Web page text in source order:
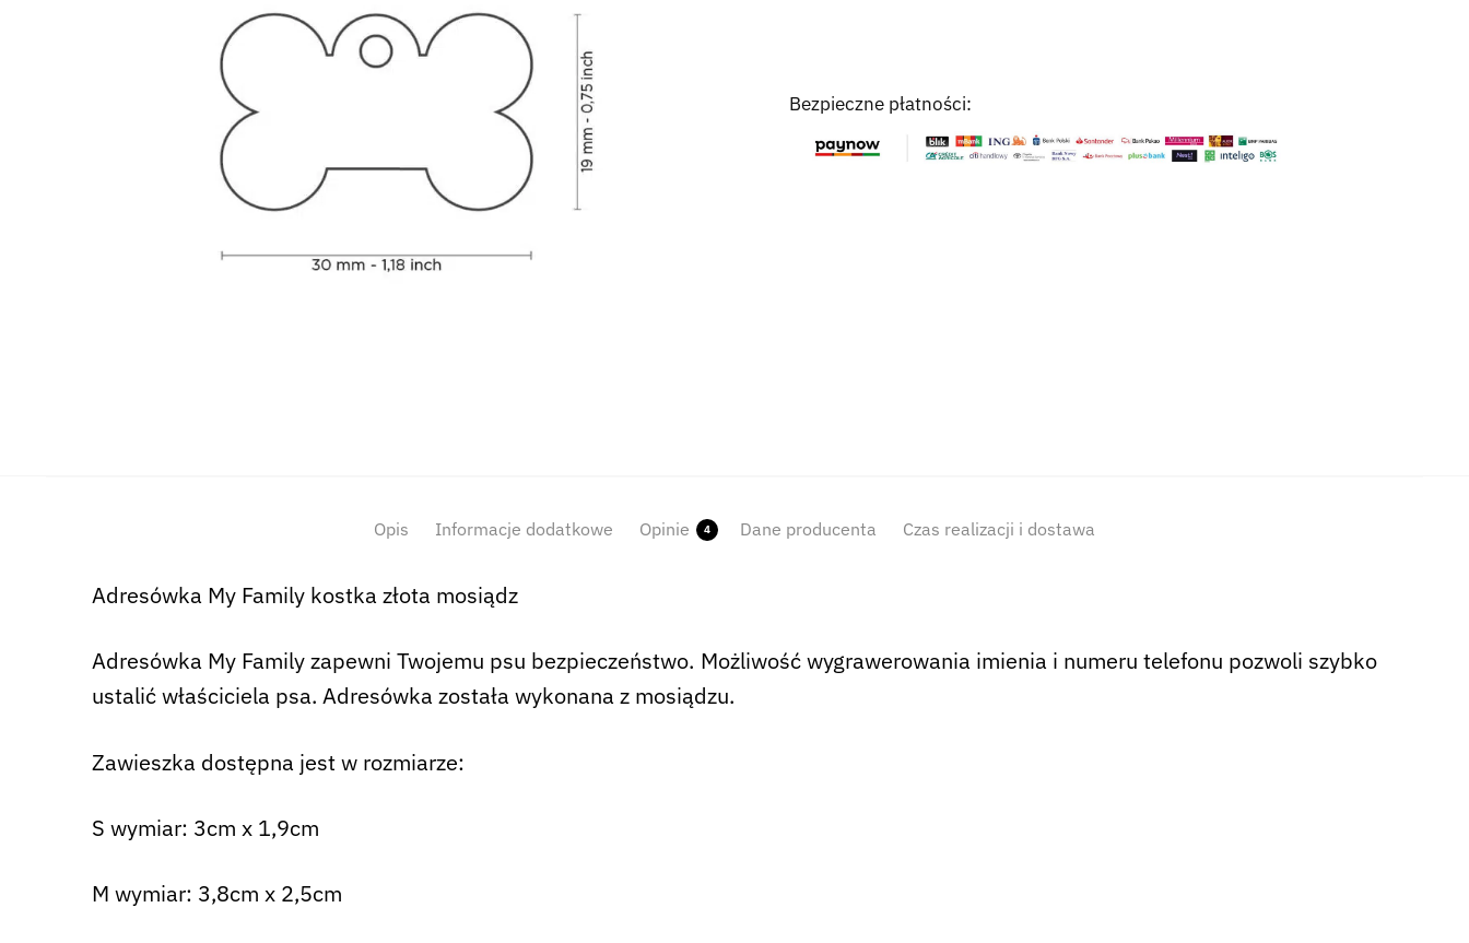
Bezpieczne płatności:
Opis Informacje dodatkowe Opinie 4 Dane producenta Czas realizacji i dostawa
Adresówka My Family kostka złota mosiądz
Adresówka My Family zapewni Twojemu psu bezpieczeństwo. Możliwość wygrawerowania imienia i numeru telefonu pozwoli szybko
ustalić właściciela psa. Adresówka została wykonana z mosiądzu.
Zawieszka dostępna jest w rozmiarze:
S wymiar: 3cm x 1,9cm
M wymiar: 3,8cm x 2,5cm